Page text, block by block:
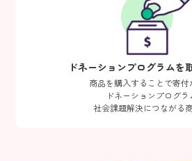
ドネーションプログラムを
商品を購入することで寄付
ドネーションプログラ
社会課題解決につながる